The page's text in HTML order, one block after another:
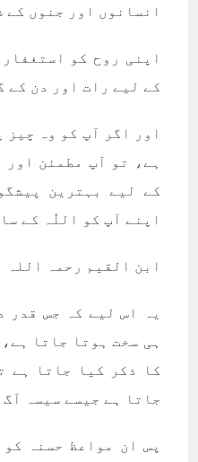
انسانوں اور جنوں
اپنی روح کو
کے لیے رات اور دن کے
اور اگر آپ کو وہ
ہے، تو آپ مطمئن
کے لیے بہترین
اپنے آپ کو اللّٰہ کے
ابن القیم رحمہ اللہ
یہ اس لیے کہ جس قدر
ہی سخت ہوتا جاتا
کا ذکر کیا جاتا ہے
جاتا ہے جیسے سیسہ
پس ان مواعظ حسنہ